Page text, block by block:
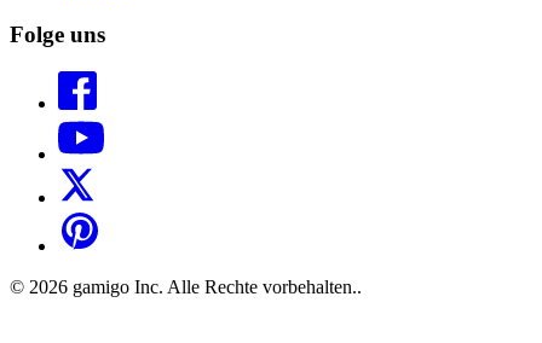
Folge uns
© 2026 gamigo Inc. Alle Rechte vorbehalten..